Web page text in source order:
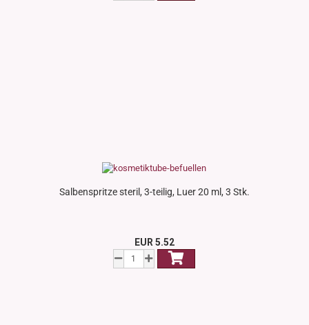
Salbenspritze steril, 3-teilig, Luer 20 ml, 3 Stk.
EUR 5.52